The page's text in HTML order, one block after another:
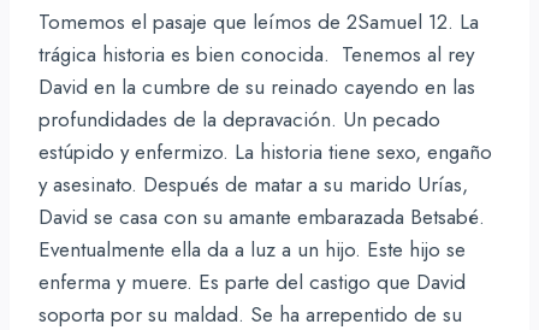
Tomemos el pasaje que leímos de 2Samuel 12. La
trágica historia es bien conocida. Tenemos al rey
David en la cumbre de su reinado cayendo en las
profundidades de la depravación. Un pecado
estúpido y enfermizo. La historia tiene sexo, engaño
y asesinato. Después de matar a su marido Urías,
David se casa con su amante embarazada Betsabé.
Eventualmente ella da a luz a un hijo. Este hijo se
enferma y muere. Es parte del castigo que David
soporta por su maldad. Se ha arrepentido de su